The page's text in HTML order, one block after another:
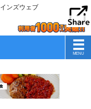
ンズウェブ